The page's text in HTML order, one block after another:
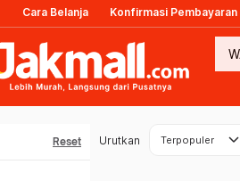
Cara Belanja Konfirmasi Pembayaran
Reset Urutkan Terpopuler keyboard_arrow_down